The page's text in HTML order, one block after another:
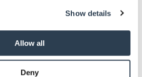
features and to analyse our traffic.
they’ve collected from your use
Show details
Allow all
Deny